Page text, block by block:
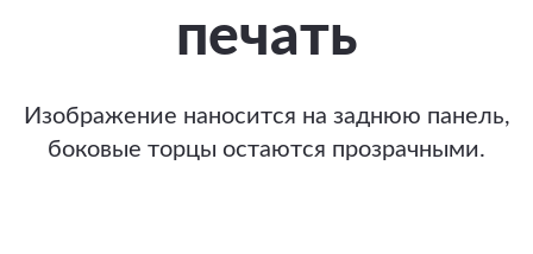
печать
Изображение наносится на заднюю панель,
боковые торцы остаются прозрачными.